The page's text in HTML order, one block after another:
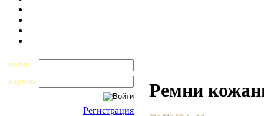
логин
пароль
Регистрация
Ремни